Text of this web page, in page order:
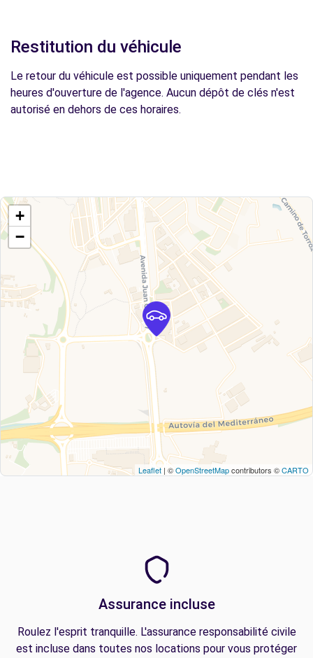
Restitution du véhicule
Le retour du véhicule est possible uniquement pendant les
heures d'ouverture de l'agence. Aucun dépôt de clés n'est
autorisé en dehors de ces horaires.
+
−
Leaflet | ©OpenStreetMapcontributors ©CARTO
Assurance incluse
Roulez l'esprit tranquille. L'assurance responsabilité civile
est incluse dans toutes nos locations pour vous protéger